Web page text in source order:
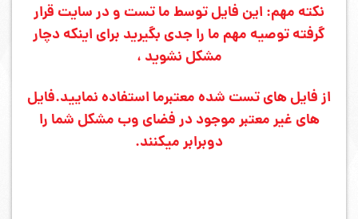
نکته مهم: این فایل توسط ما تست و در سایت قرار
گرفته توصیه مهم ما را جدی بگیرید برای اینکه دچار
مشکل نشوید ،
از فایل های تست شده معتبرما استفاده نمایید.فایل
های غیر معتبر موجود در فضای وب مشکل شما را
دوبرابر میکنند.